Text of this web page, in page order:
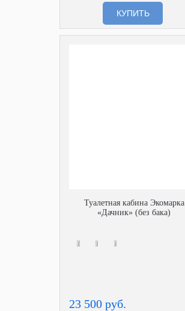
КУПИТЬ
Туалетная кабина Экомарка
«Дачник» (без бака)
23 500 руб.